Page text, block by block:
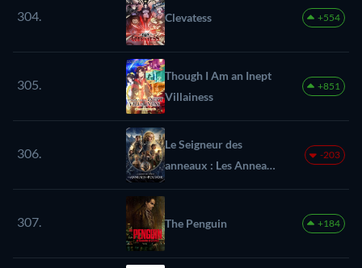
304. Clevatess +554
305.
Though I Am an Inept
Villainess
+851
306.
Le Seigneur des
anneaux : Les Anneaux
de pouvoir
-203
307. The Penguin +184